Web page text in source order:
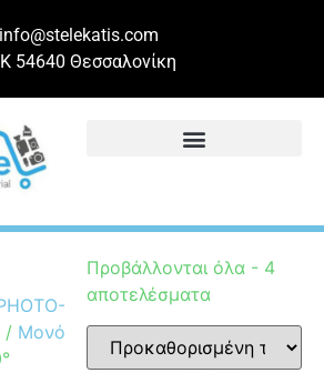
info@stelekatis.com
54640 Θεσσαλονίκη
/ Μονόποδα
Προβάλλονται όλα - 4
αποτελέσματα